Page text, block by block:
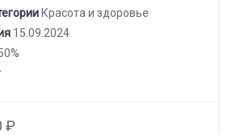
Красота и здоровье
15.09.2024
₽